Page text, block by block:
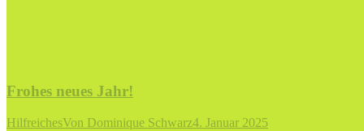
Frohes neues Jahr!
HilfreichesVon Dominique Schwarz4. Januar 2025